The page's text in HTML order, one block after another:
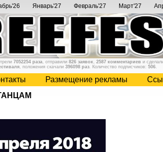
Январь'27 Февраль'27 Март'27
7052254 раза, отправили 826 заявок, 2587 комментариев и
, положения скачали 396098 раз. Количество подписчиков: 506.
Размещение рекламы